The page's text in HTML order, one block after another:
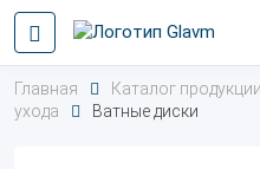
Главная Каталог продукции
ухода
Ватные диски